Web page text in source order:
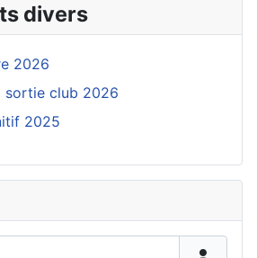
divers
2026
sortie club 2026
2025